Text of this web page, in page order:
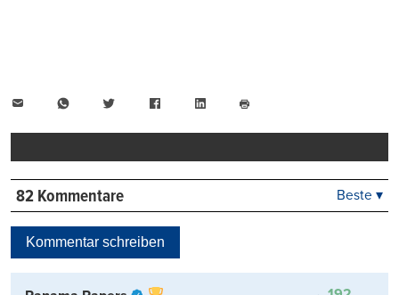
WhatsAppTwitter FacebookLinkedIn
drucken
82 Kommentare
Kontrovers
Beste ▾
Kommentar schreiben